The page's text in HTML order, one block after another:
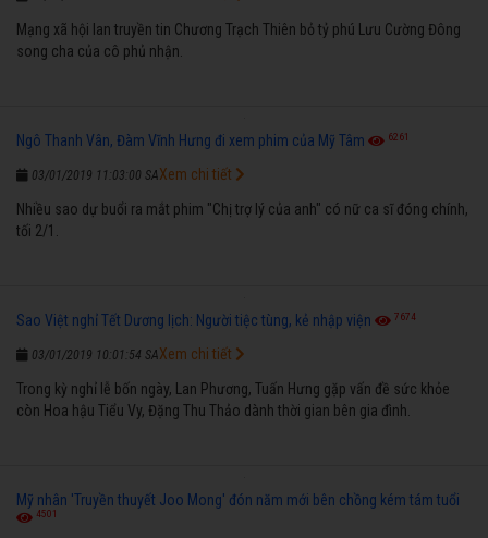
Mạng xã hội lan truyền tin Chương Trạch Thiên bỏ tỷ phú Lưu Cường Đông
song cha của cô phủ nhận.
Ngô Thanh Vân, Đàm Vĩnh Hưng đi xem phim của Mỹ Tâm 6261
03/01/2019 11:03:00 SA
Nhiều sao dự buổi ra mắt phim "Chị trợ lý của anh" có nữ ca sĩ đóng chính,
tối 2/1.
Xem chi tiết
Sao Việt nghỉ Tết Dương lịch: Người tiệc tùng, kẻ nhập viện 7674
03/01/2019 10:01:54 SA
Trong kỳ nghỉ lễ bốn ngày, Lan Phương, Tuấn Hưng gặp vấn đề sức khỏe
còn Hoa hậu Tiểu Vy, Đặng Thu Thảo dành thời gian bên gia đình.
Xem chi tiết
Mỹ nhân 'Truyền thuyết Joo Mong' đón năm mới bên chồng kém tám tuổi
4501